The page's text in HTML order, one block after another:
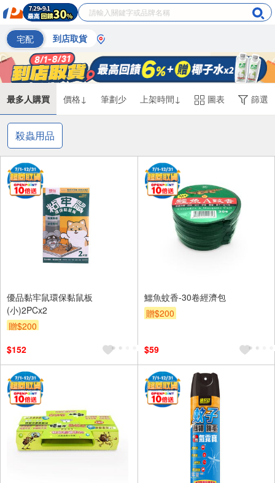
宅配 到店取貨
最多人購買 價格↓ 筆劃少 上架時間↓ 圖表 篩選
殺蟲用品
優品黏牢鼠環保黏鼠板
(小)2PCx2
贈$200
$152
鱷魚蚊香-30卷經濟包
贈$200
$59